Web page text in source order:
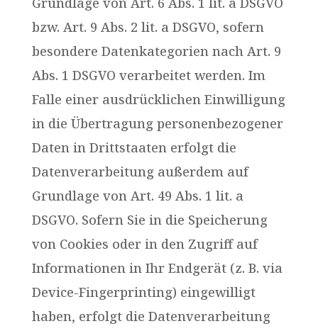
bzw. Art. 9 Abs. 2 lit. a DSGVO, sofern
besondere Datenkategorien nach Art. 9
Abs. 1 DSGVO verarbeitet werden. Im
Falle einer ausdrücklichen Einwilligung
in die Übertragung personenbezogener
Daten in Drittstaaten erfolgt die
Datenverarbeitung außerdem auf
Grundlage von Art. 49 Abs. 1 lit. a
DSGVO. Sofern Sie in die Speicherung
von Cookies oder in den Zugriff auf
Informationen in Ihr Endgerät (z. B. via
Device-Fingerprinting) eingewilligt
haben, erfolgt die Datenverarbeitung